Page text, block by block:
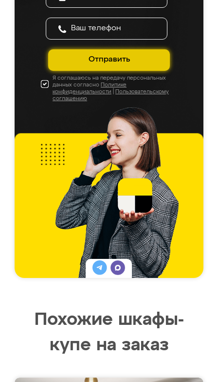
Отправить
Я соглашаюсь на передачу персональных
данных согласно Политике
конфиденциальности
Пользовательскому
соглашению
Похожие шкафы-
купе на заказ